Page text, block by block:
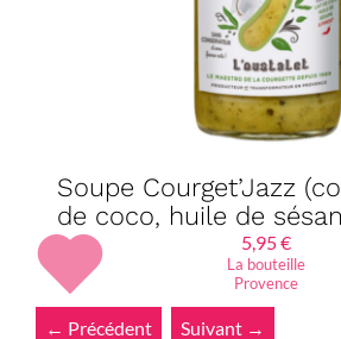
Soupe Courget’Jazz
de coco, huile de
5,95€
La bouteille
Provence
← Précédent Suivant →